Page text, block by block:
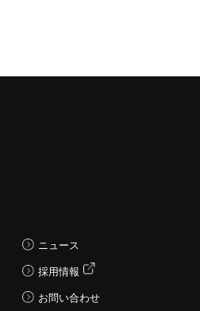
ニュース
採用情報
お問い合わせ